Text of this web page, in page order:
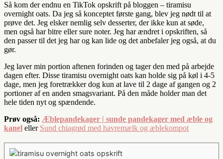
Så kom der endnu en TikTok opskrift på bloggen – tiramisu
overnight oats. Da jeg så konceptet første gang, blev jeg nødt til at
prøve det. Jeg elsker nemlig selv desserter, der ikke kun at søde,
men også har bitre eller sure noter. Jeg har ændret i opskriften, så
den passer til det jeg har og kan lide og det anbefaler jeg også, at du
gør.
Jeg laver min portion aftenen forinden og tager den med på arbejde
dagen efter. Disse tiramisu overnight oats kan holde sig på køl i 4-5
dage, men jeg foretrækker dog kun at lave til 2 dage af gangen og 2
portioner af en anden smagsvariant. På den måde holder man det
hele tiden nyt og spændende.
Prøv også: Æblepandekager | sunde pandekager med æble og
kanel eller Sund chiagrød med havremælk og æblekompot